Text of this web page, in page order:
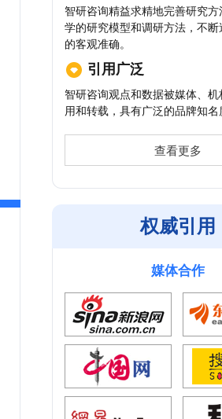
智研咨询精益求精地完善研究
学的研究模型和调研方法，不
的客观准确。
引用广泛
智研咨询观点和数据被媒体、机
用和转载，具有广泛的品牌知名
查看更多
权威引用
媒体合作